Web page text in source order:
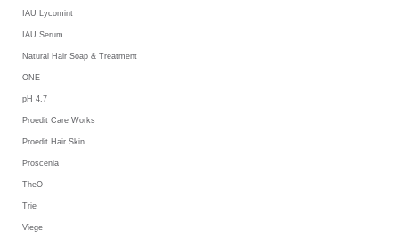
IAU Lycomint
IAU Serum
Natural Hair Soap & Treatment
ONE
pH 4.7
Proedit Care Works
Proedit Hair Skin
Proscenia
TheO
Trie
Viege